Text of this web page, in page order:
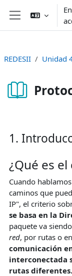
Salta al contenido
Panel lateral
REDESII Unidad
1.
¿Qué es
Cuando
caminos que
IP", el criterio
se basa en la
paquete va
red, por rutas o
comunicación
interconectada
rutas diferentes.